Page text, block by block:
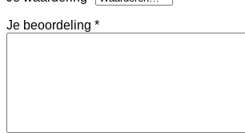
Je beoordeling *